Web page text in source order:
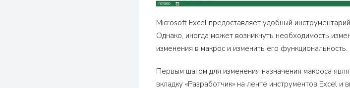
Microsoft Excel предоставляет удобный
Однако, иногда может возникнуть необходимость
изменения в макрос и изменить его функциональность.
Первым шагом для изменения назначения макроса
вкладку «Разработчик» на ленте инструментов Excel